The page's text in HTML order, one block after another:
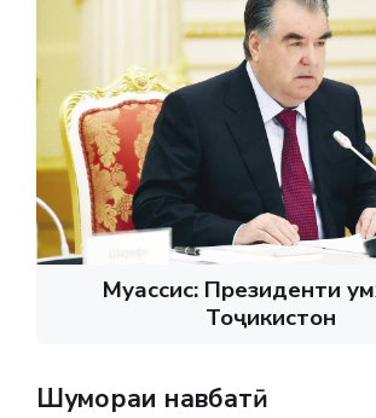
Муассис: Президенти
Тоҷикистон
Шумораи навбатӣ